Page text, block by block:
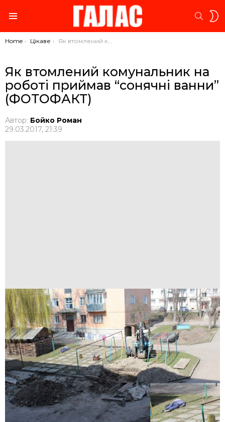
You are here:
Home Цікаве Як втомлений комунальник на роботі приймав “сонячні ванни” (ФОТОФАКТ)
Як втомлений комунальник на
роботі приймав “сонячні ванни”
(ФОТОФАКТ)
Автор: Бойко Роман
29.03.2017, 21:39